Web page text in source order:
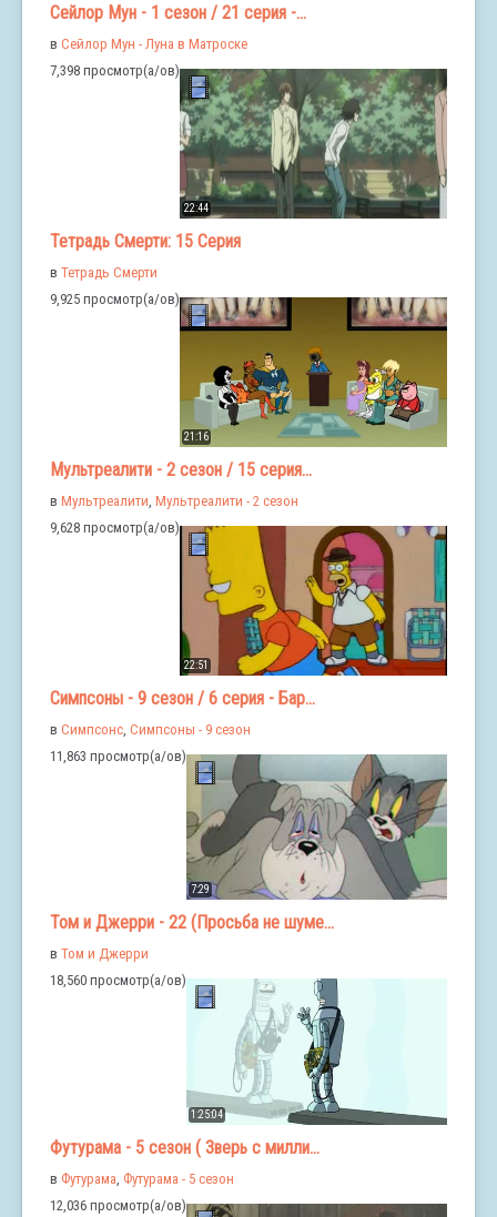
Сейлор Мун - 1 сезон / 21 серия -...
в Сейлор Мун - Луна в Матроске
7,398 просмотр(а/ов)
22:44
Тетрадь Смерти: 15 Серия
в Тетрадь Смерти
9,925 просмотр(а/ов)
21:16
Мультреалити - 2 сезон / 15 серия...
в Мультреалити Мультреалити - 2 сезон
9,628 просмотр(а/ов)
22:51
Симпсоны - 9 сезон / 6 серия - Бар...
в Симпсонс Симпсоны - 9 сезон
11,863 просмотр(а/ов)
7:29
Том и Джерри - 22 (Просьба не шуме...
в Том и Джерри
18,560 просмотр(а/ов)
1:25:04
Футурама - 5 сезон ( Зверь с милли...
в Футурама Футурама - 5 сезон
12,036 просмотр(а/ов)